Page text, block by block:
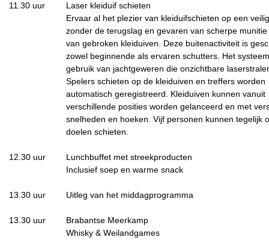
11.30 uur
Laser kleiduif schieten
Ervaar al het plezier van kleiduifschieten op een
zonder de terugslag en gevaren van scherpe
van gebroken kleiduiven. Deze buitenactiviteit is
zowel beginnende als ervaren schutters. Het
gebruik van jachtgeweren die onzichtbare
Spelers schieten op de kleiduiven en treffers worden
automatisch geregistreerd. Kleiduiven kunnen vanuit
verschillende posities worden gelanceerd en met
snelheden en hoeken. Vijf personen kunnen tegelijk
doelen schieten.
12.30 uur
Lunchbuffet met streekproducten
Inclusief soep en warme snack
13.30 uur Uitleg van het middagprogramma
13.30 uur
Brabantse Meerkamp
Whisky & Weilandgames